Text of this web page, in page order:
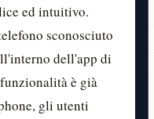
ed intuitivo.
sconosciuto
dell'app di
è già
gli utenti